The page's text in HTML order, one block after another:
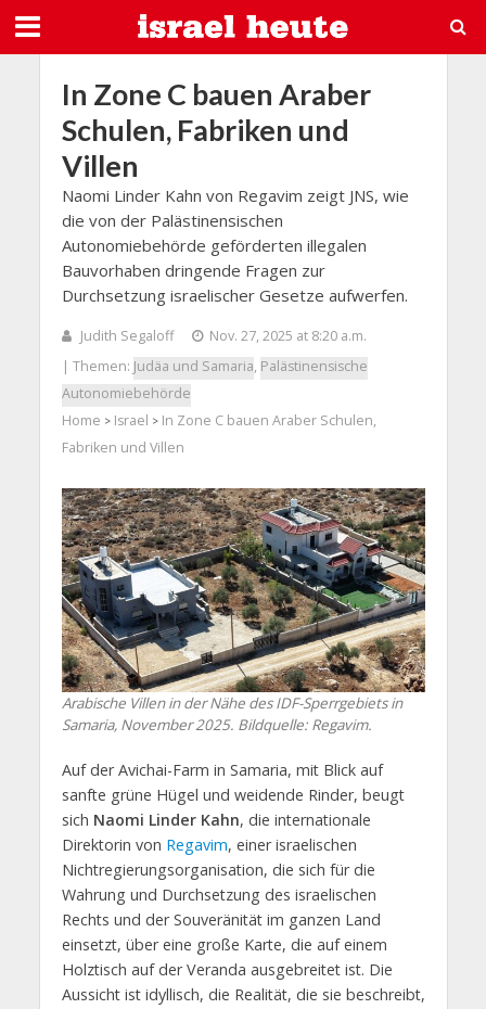
In Zone C bauen Araber
Schulen, Fabriken und
Villen
Naomi Linder Kahn von Regavim zeigt JNS, wie
die von der Palästinensischen
Autonomiebehörde geförderten illegalen
Bauvorhaben dringende Fragen zur
Durchsetzung israelischer Gesetze aufwerfen.
Judith Segaloff
Nov. 27, 2025 at 8:20 a.m.
| Themen: Judäa und Samaria, Palästinensische
Autonomiebehörde
Home > Israel > In Zone C bauen Araber Schulen,
Fabriken und Villen
Arabische Villen in der Nähe des IDF-Sperrgebiets in
Samaria, November 2025. Bildquelle: Regavim.
Auf der Avichai-Farm in Samaria, mit Blick auf
sanfte grüne Hügel und weidende Rinder, beugt
sich Naomi Linder Kahn, die internationale
Direktorin von Regavim, einer israelischen
Nichtregierungsorganisation, die sich für die
Wahrung und Durchsetzung des israelischen
Rechts und der Souveränität im ganzen Land
einsetzt, über eine große Karte, die auf einem
Holztisch auf der Veranda ausgebreitet ist. Die
Aussicht ist idyllisch, die Realität, die sie beschreibt,